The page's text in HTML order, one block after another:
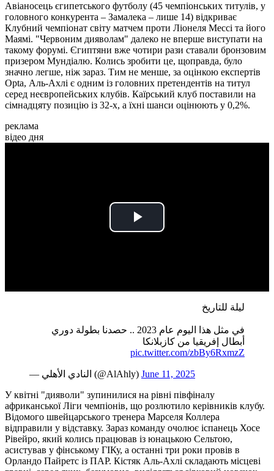
Авіаносець єгипетського футболу (45 чемпіонських титулів, у
головного конкурента – Замалека – лише 14) відкриває
Клубний чемпіонат світу матчем проти Ліонеля Мессі та його
Маямі. "Червоним дияволам" далеко не вперше виступати на
такому форумі. Єгиптяни вже чотири рази ставали бронзовим
призером Мундіалю. Колись зробити це, щоправда, було
значно легше, ніж зараз. Тим не менше, за оцінкою експертів
Opta, Аль-Ахлі є одним із головних претендентів на титул
серед неєвропейських клубів. Каїрський клуб поставили на
сімнадцяту позицію із 32-х, а їхні шанси оцінюють у 0,2%.
реклама
відео дня
Play
ليلة للتاريخ ️
في مثل هذا اليوم عام 2023 .. حصدنا بطولة دوري
أبطال إفريقيا من كازبلانكا
pic.twitter.com/zbBy6RxmzZ
— ‏النادي الأهلي (@AlAhly) June 11, 2025
У квітні "дияволи" зупинилися на рівні півфіналу
африканської Ліги чемпіонів, що розлютило керівників клубу.
Відомого швейцарського тренера Марселя Коллера
відправили у відставку. Зараз команду очолює іспанець Хосе
Рівейро, який колись працював із юнацькою Сельтою,
асистував у фінському ГІКу, а останні три роки провів в
Орландо Пайретс із ПАР. Кістяк Аль-Ахлі складають місцеві